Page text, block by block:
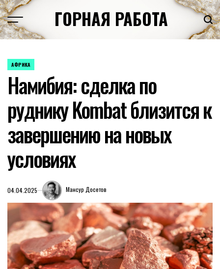
Перейти
к
содержимому
ГОРНАЯ РАБОТА
ОПУБЛИКОВАНО
АФРИКА
Намибия: сделка по
руднику Kombat близится к
завершению на новых
условиях
04.04.2025 Мансур Досетов